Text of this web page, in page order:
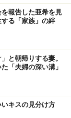
たら、そのとき
われました。自
いですよね。強
に反省しまし
常生活を送れて
になっていたは
入院費を払うこ
報告した亜希を見
る「家族」の絆
と朝帰りする妻。
「夫婦の深い溝」
キスの見分け方